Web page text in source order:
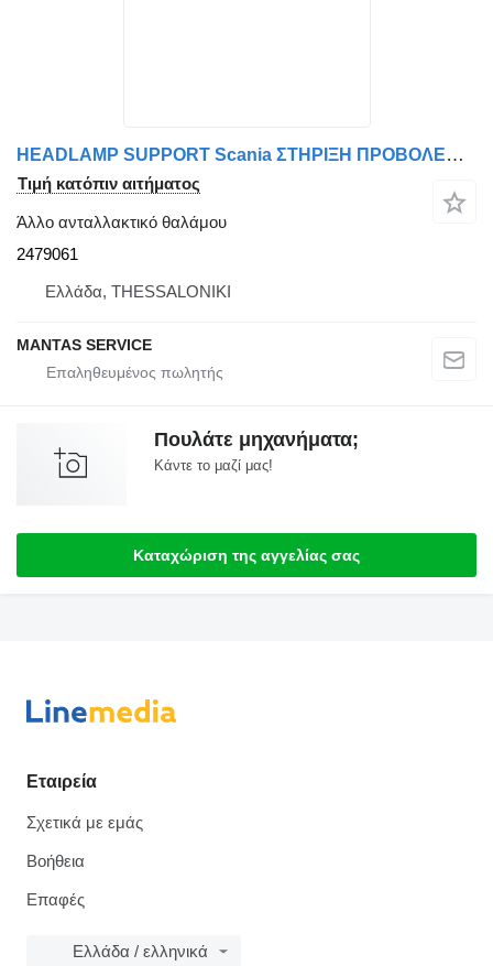
HEADLAMP SUPPORT Scania ΣΤΗΡΙΞΗ ΠΡΟΒΟΛΕΩΝ 2479061
Τιμή κατόπιν αιτήματος
Άλλο ανταλλακτικό θαλάμου
2479061
Ελλάδα, THESSALONIKI
MANTAS SERVICE
Πουλάτε μηχανήματα;
Κάντε το μαζί μας!
Καταχώριση της αγγελίας σας
Εταιρεία
Σχετικά με εμάς
Βοήθεια
Επαφές
Ελλάδα / ελληνικά